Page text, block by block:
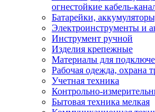
огнестойкие кабель-
Батарейки,
Электроинструменты и
Инструмент ручной
Изделия крепежные
Материалы для
Рабочая одежда, охрана
Учетная техника
Контрольно-
Бытовая техника мелкая